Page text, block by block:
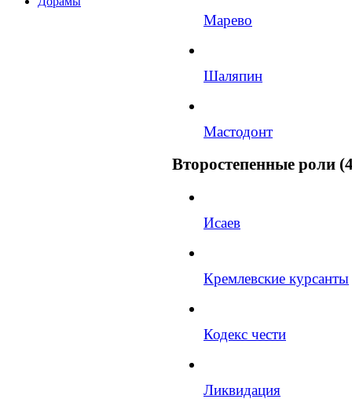
Марево
Шаляпин
Мастодонт
Второстепенные роли
Исаев
Кремлевские курсанты
Кодекс чести
Ликвидация